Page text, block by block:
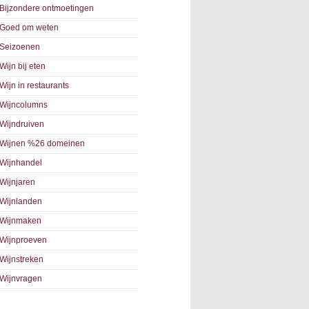
Bijzondere ontmoetingen
Goed om weten
Seizoenen
Wijn bij eten
Wijn in restaurants
Wijncolumns
Wijndruiven
Wijnen %26 domeinen
Wijnhandel
Wijnjaren
Wijnlanden
Wijnmaken
Wijnproeven
Wijnstreken
Wijnvragen